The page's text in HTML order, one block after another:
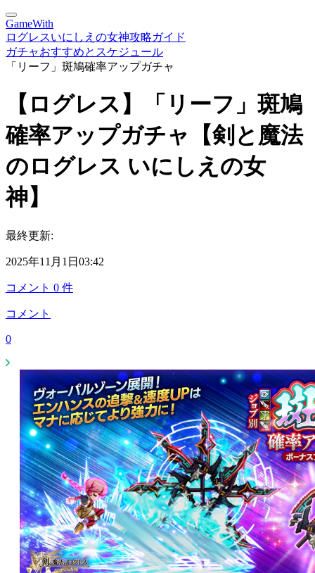
GameWith
ログレスいにしえの女神攻略ガイド
ガチャおすすめとスケジュール
「リーフ」斑鳩確率アップガチャ
【ログレス】「リーフ」斑鳩
確率アップガチャ【剣と魔法
のログレス いにしえの女
神】
最終更新:
2025年11月1日03:42
コメント 0 件
コメント
0